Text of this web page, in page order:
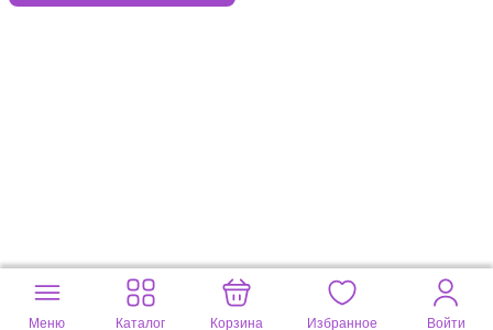
Меню Каталог Корзина Избранное Войти